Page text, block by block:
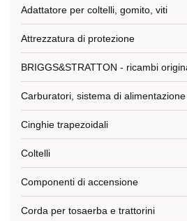
Adattatore per coltelli, gomito, viti
Attrezzatura di protezione
BRIGGS&STRATTON - ricambi
Carburatori, sistema di alimentazione
Cinghie trapezoidali
Coltelli
Componenti di accensione
Corda per tosaerba e trattorini